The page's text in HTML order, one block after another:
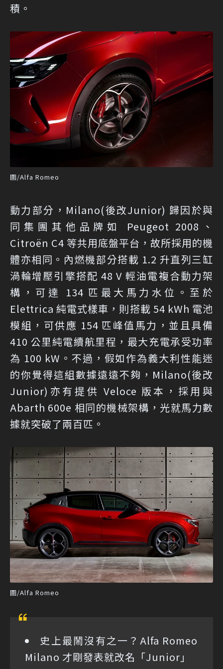
積。
圖/Alfa Romeo
動力部分，Milano(後改Junior) 歸因於與
同集團其他品牌如 Peugeot 2008、
Citroën C4 等共用底盤平台，故所採用的機
體亦相同。內燃機部分搭載 1.2 升直列三缸
渦輪增壓引擎搭配 48 V 輕油電複合動力架
構，可達 134 匹最大馬力水位。至於
Elettrica 純電式樣車，則搭載 54 kWh 電池
模組，可供應 154 匹峰值馬力，並且具備
410 公里純電續航里程，最大充電承受功率
為 100 kW。不過，假如作為義大利性能迷
的你覺得這組數據遠遠不夠，Milano(後改
Junior)亦有提供 Veloce 版本，採用與
Abarth 600e 相同的機械架構，光就馬力數
據就突破了兩百匹。
圖/Alfa Romeo
史上最鬧沒有之一？Alfa Romeo
Milano 才剛發表就改名「Junior」